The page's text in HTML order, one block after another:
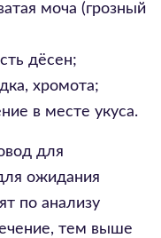
моча (грозный
дёсен;
хромота;
в месте укуса.
для
ожидания
по анализу
тем выше